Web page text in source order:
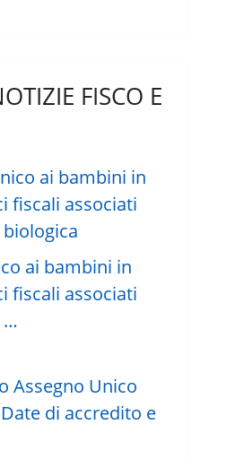
FISCO E
ai bambini in
fiscali associati
…